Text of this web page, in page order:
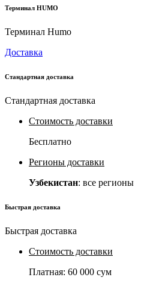
Терминал HUMO
Терминал Humo
Доставка
Стандартная доставка
Стандартная доставка
Стоимость доставки
Бесплатно
Регионы доставки
Узбекистан: все регионы
Быстрая доставка
Быстрая доставка
Стоимость доставки
Платная: 60 000 сум